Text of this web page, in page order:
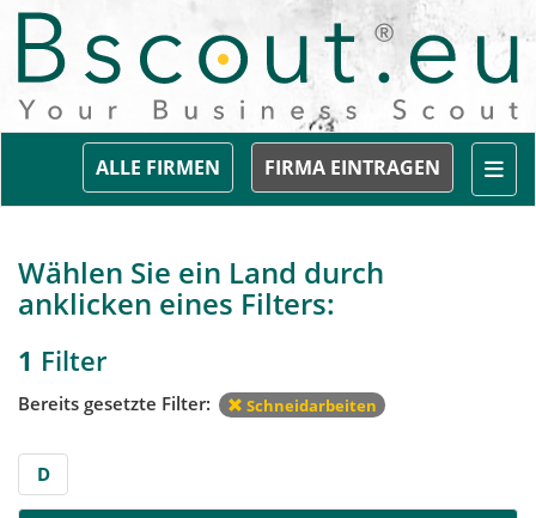
FIRMA EINTRAGEN
ALLE FIRMEN
Wählen Sie ein Land durch
anklicken eines Filters:
1 Filter
Bereits gesetzte Filter: Schneidarbeiten
D